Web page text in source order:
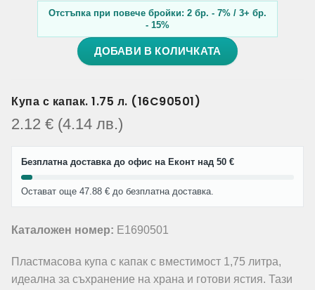
Отстъпка при повече бройки: 2 бр. - 7% / 3+ бр.
- 15%
ДОБАВИ В КОЛИЧКАТА
Купа с капак. 1.75 л. (16C90501)
2.12 € (4.14 лв.)
Безплатна доставка до офис на Еконт над 50 €
Остават още 47.88 € до безплатна доставка.
Каталожен номер: E1690501
Пластмасова купа с капак с вместимост 1,75 литра,
идеална за съхранение на храна и готови ястия. Тази